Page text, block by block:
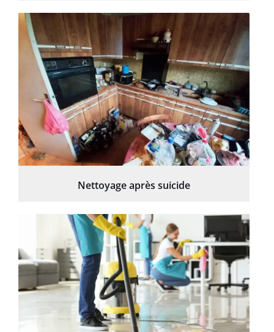
Nettoyage après suicide